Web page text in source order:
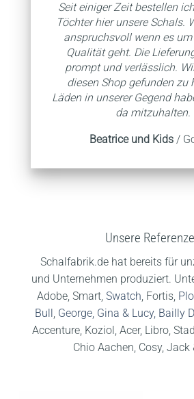
Seit einiger Zeit bestellen
Töchter hier unsere Schals.
anspruchsvoll wenn es
Qualität geht. Die
prompt und verlässlich.
diesen Shop gefunden zu
Läden in unserer Gegend
da mitzuhalten.
Beatrice und Kids /
Unsere
Schalfabrik.de hat bereits für
und Unternehmen produziert.
Adobe, Smart, Swatch, Fortis,
Bull, George, Gina & Lucy, Bailly
Accenture, Koziol, Acer, Libro,
Chio Aachen, Cosy, Jack